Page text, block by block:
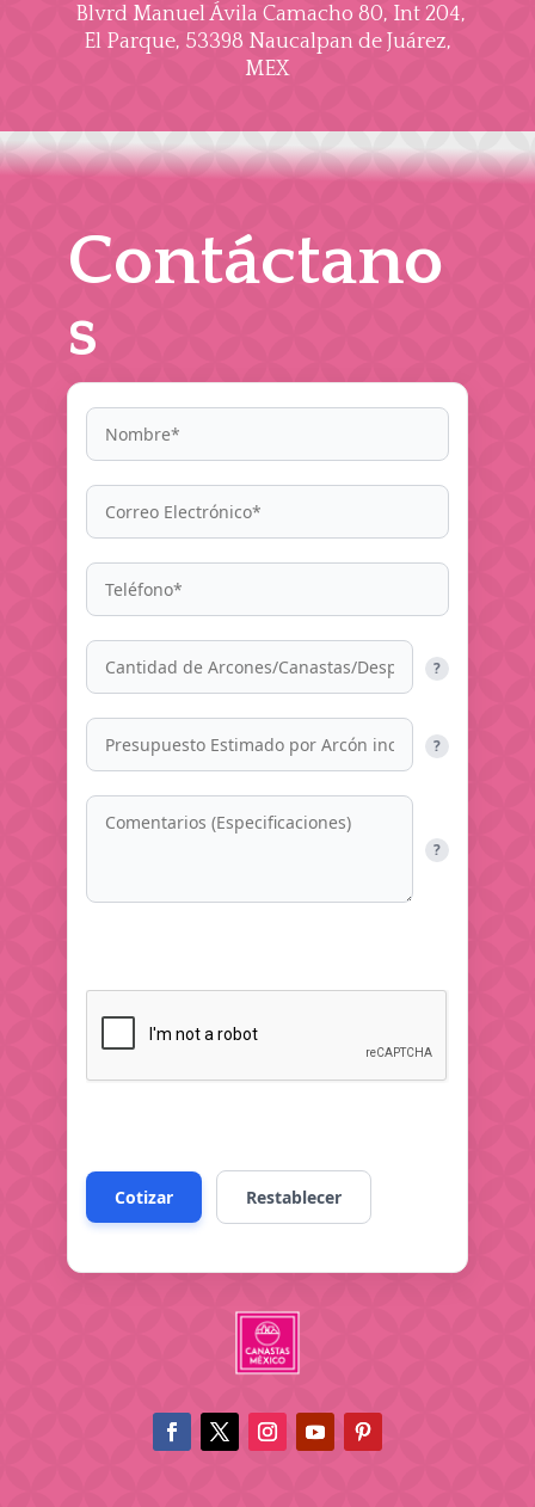
Blvrd Manuel Ávila Camacho 80, Int 204,
El Parque, 53398 Naucalpan de Juárez,
MEX
Contáctano
s
?
?
?